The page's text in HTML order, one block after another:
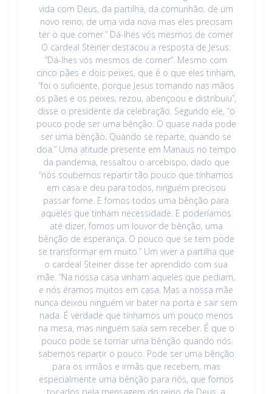
vida com Deus, da partilha, da comunhão. de um
novo reino, de uma vida nova mas eles precisam
ter o que comer.” Dá-lhes vós mesmos de comer
O cardeal Steiner destacou a resposta de Jesus:
“Dá-lhes vós mesmos de comer”. Mesmo com
cinco pães e dois peixes, que é o que eles tinham,
“foi o suficiente, porque Jesus tomando nas mãos
os pães e os peixes, rezou, abençoou e distribuiu”,
disse o presidente da celebração. Segundo ele, “o
pouco pode ser uma bênção. O quase nada pode
ser uma bênção. Quando se reparte, quando se
doa.” Uma atitude presente em Manaus no tempo
da pandemia, ressaltou o arcebispo, dado que
“nós soubemos repartir tão pouco que tínhamos
em casa e deu para todos, ninguém precisou
passar fome. E fomos todos uma bênção para
aqueles que tinham necessidade. E poderíamos
até dizer, fomos um louvor de bênção, uma
bênção de esperança. O pouco que se tem pode
se transformar em muito.” Um viver a partilha que
o cardeal Steiner disse ter aprendido com sua
mãe. “Na nossa casa vinham aqueles que pediam,
e nós éramos muitos em casa. Mas a nossa mãe
nunca deixou ninguém vir bater na porta e sair sem
nada. É verdade que tínhamos um pouco menos
na mesa, mas ninguém saía sem receber. É que o
pouco pode se tornar uma bênção quando nós
sabemos repartir o pouco. Pode ser uma bênção
para os irmãos e irmãs que recebem, mas
especialmente uma bênção para nós, que fomos